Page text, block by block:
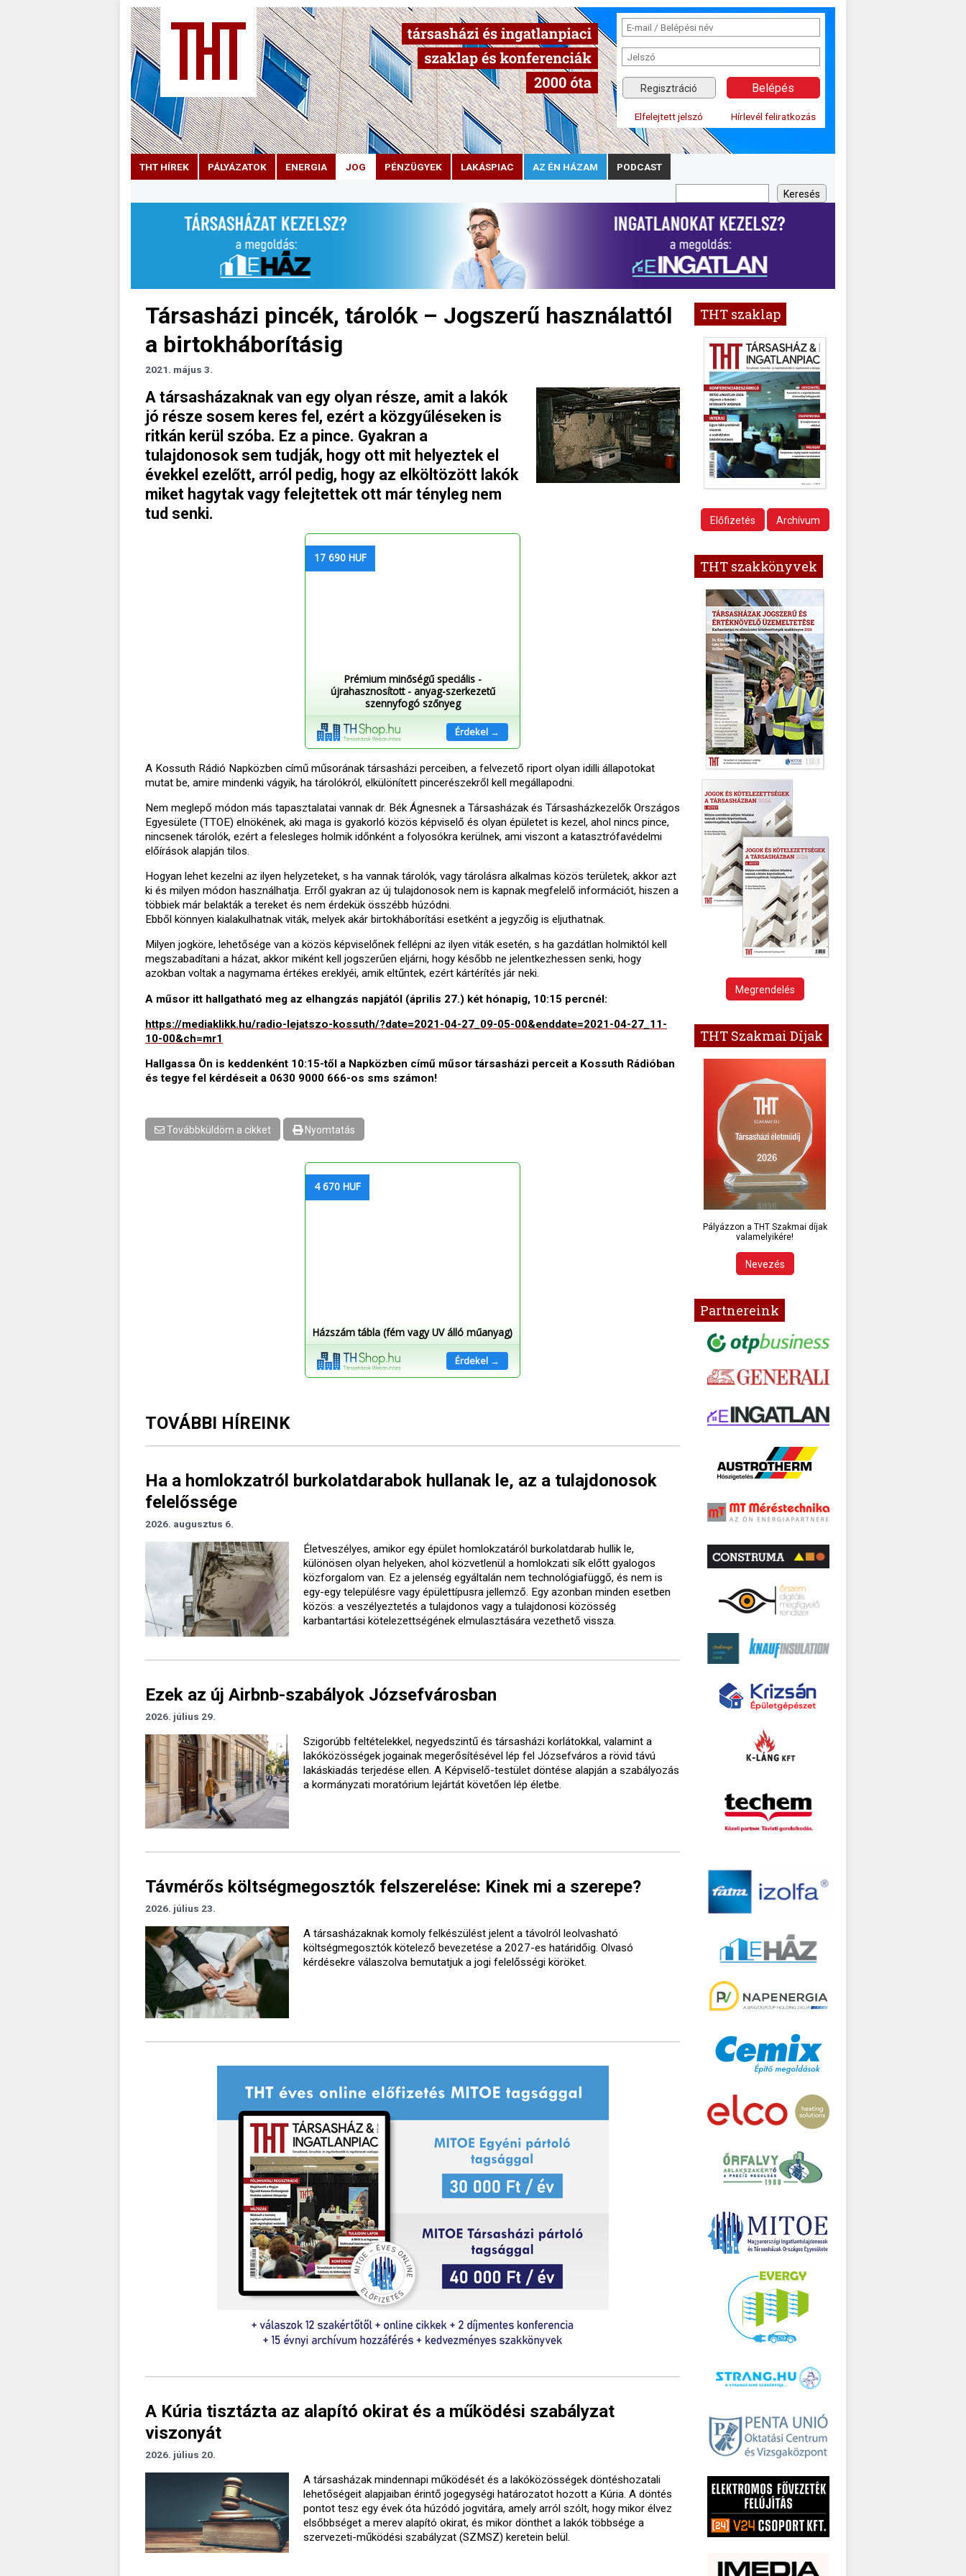
Regisztráció
Elfelejtett jelszó Hírlevél feliratkozás
THT HÍREK PÁLYÁZATOK ENERGIA JOG PÉNZÜGYEK LAKÁSPIAC AZ ÉN HÁZAM PODCAST
Társasházi pincék, tárolók – Jogszerű használattól
a birtokháborításig
2021. május 3.
A társasházaknak van egy olyan része, amit a lakók
jó része sosem keres fel, ezért a közgyűléseken is
ritkán kerül szóba. Ez a pince. Gyakran a
tulajdonosok sem tudják, hogy ott mit helyeztek el
évekkel ezelőtt, arról pedig, hogy az elköltözött lakók
miket hagytak vagy felejtettek ott már tényleg nem
tud senki.
17 690 HUF
Prémium minőségű speciális -
újrahasznosított - anyag-szerkezetű
szennyfogó szőnyeg
Érdekel →
A Kossuth Rádió Napközben című műsorának társasházi perceiben, a felvezető riport olyan idilli állapotokat
mutat be, amire mindenki vágyik, ha tárolókról, elkülönített pincerészekről kell megállapodni.
Nem meglepő módon más tapasztalatai vannak dr. Bék Ágnesnek a Társasházak és Társasházkezelők Országos
Egyesülete (TTOE) elnökének, aki maga is gyakorló közös képviselő és olyan épületet is kezel, ahol nincs pince,
nincsenek tárolók, ezért a felesleges holmik időnként a folyosókra kerülnek, ami viszont a katasztrófavédelmi
előírások alapján tilos.
Hogyan lehet kezelni az ilyen helyzeteket, s ha vannak tárolók, vagy tárolásra alkalmas közös területek, akkor azt
ki és milyen módon használhatja. Erről gyakran az új tulajdonosok nem is kapnak megfelelő információt, hiszen a
többiek már belakták a tereket és nem érdekük összébb húzódni.
Ebből könnyen kialakulhatnak viták, melyek akár birtokháborítási esetként a jegyzőig is eljuthatnak.
Milyen jogköre, lehetősége van a közös képviselőnek fellépni az ilyen viták esetén, s ha gazdátlan holmiktól kell
megszabadítani a házat, akkor miként kell jogszerűen eljárni, hogy később ne jelentkezhessen senki, hogy
azokban voltak a nagymama értékes ereklyéi, amik eltűntek, ezért kártérítés jár neki.
A műsor itt hallgatható meg az elhangzás napjától (április 27.) két hónapig, 10:15 percnél:
https://mediaklikk.hu/radio-lejatszo-kossuth/?date=2021-04-27_09-05-00&enddate=2021-04-27_11-
10-00&ch=mr1
Hallgassa Ön is keddenként 10:15-től a Napközben című műsor társasházi perceit a Kossuth Rádióban
és tegye fel kérdéseit a 0630 9000 666-os sms számon!
Továbbküldöm a cikket Nyomtatás
4 670 HUF
Házszám tábla (fém vagy UV álló műanyag)
Érdekel →
TOVÁBBI HÍREINK
Ha a homlokzatról burkolatdarabok hullanak le, az a tulajdonosok
felelőssége
2026. augusztus 6.
Életveszélyes, amikor egy épület homlokzatáról burkolatdarab hullik le,
különösen olyan helyeken, ahol közvetlenül a homlokzati sík előtt gyalogos
közforgalom van. Ez a jelenség egyáltalán nem technológiafüggő, és nem is
egy-egy településre vagy épülettípusra jellemző. Egy azonban minden esetben
közös: a veszélyeztetés a tulajdonos vagy a tulajdonosi közösség
karbantartási kötelezettségének elmulasztására vezethető vissza.
Ezek az új Airbnb-szabályok Józsefvárosban
2026. július 29.
Szigorúbb feltételekkel, negyedszintű és társasházi korlátokkal, valamint a
lakóközösségek jogainak megerősítésével lép fel Józsefváros a rövid távú
lakáskiadás terjedése ellen. A Képviselő-testület döntése alapján a szabályozás
a kormányzati moratórium lejártát követően lép életbe.
Távmérős költségmegosztók felszerelése: Kinek mi a szerepe?
2026. július 23.
A társasházaknak komoly felkészülést jelent a távolról leolvasható
költségmegosztók kötelező bevezetése a 2027-es határidőig. Olvasó
kérdésekre válaszolva bemutatjuk a jogi felelősségi köröket.
A Kúria tisztázta az alapító okirat és a működési szabályzat
viszonyát
2026. július 20.
A társasházak mindennapi működését és a lakóközösségek döntéshozatali
lehetőségeit alapjaiban érintő jogegységi határozatot hozott a Kúria. A döntés
pontot tesz egy évek óta húzódó jogvitára, amely arról szólt, hogy mikor élvez
elsőbbséget a merev alapító okirat, és mikor dönthet a lakók többsége a
szervezeti-működési szabályzat (SZMSZ) keretein belül.
THT szaklap
Előfizetés Archívum
THT szakkönyvek
Megrendelés
THT Szakmai Díjak
Pályázzon a THT Szakmai díjak
valamelyikére!
Nevezés
Partnereink